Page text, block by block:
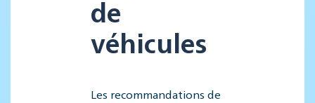
de
véhicules
Les recommandations de